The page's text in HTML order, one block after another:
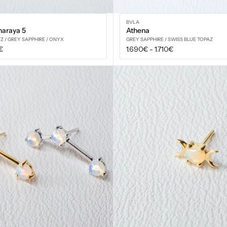
5
/ GREY SAPPHIRE / ONYX
VOIR LES OPTIONS
BVLA
Athena
GREY SAPPHIRE / SWISS BLUE TOPAZ
Prix
régulier
1.690€ - 1.710€
VOIR LES OPTIONS